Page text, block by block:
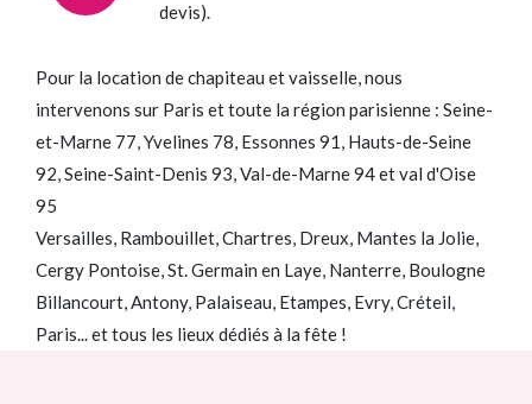
devis).
Pour la location de chapiteau et vaisselle, nous
intervenons sur Paris et toute la région parisienne : Seine-
et-Marne 77, Yvelines 78, Essonnes 91, Hauts-de-Seine
92, Seine-Saint-Denis 93, Val-de-Marne 94 et val d'Oise
95
Versailles, Rambouillet, Chartres, Dreux, Mantes la Jolie,
Cergy Pontoise, St. Germain en Laye, Nanterre, Boulogne
Billancourt, Antony, Palaiseau, Etampes, Evry, Créteil,
Paris... et tous les lieux dédiés à la fête !